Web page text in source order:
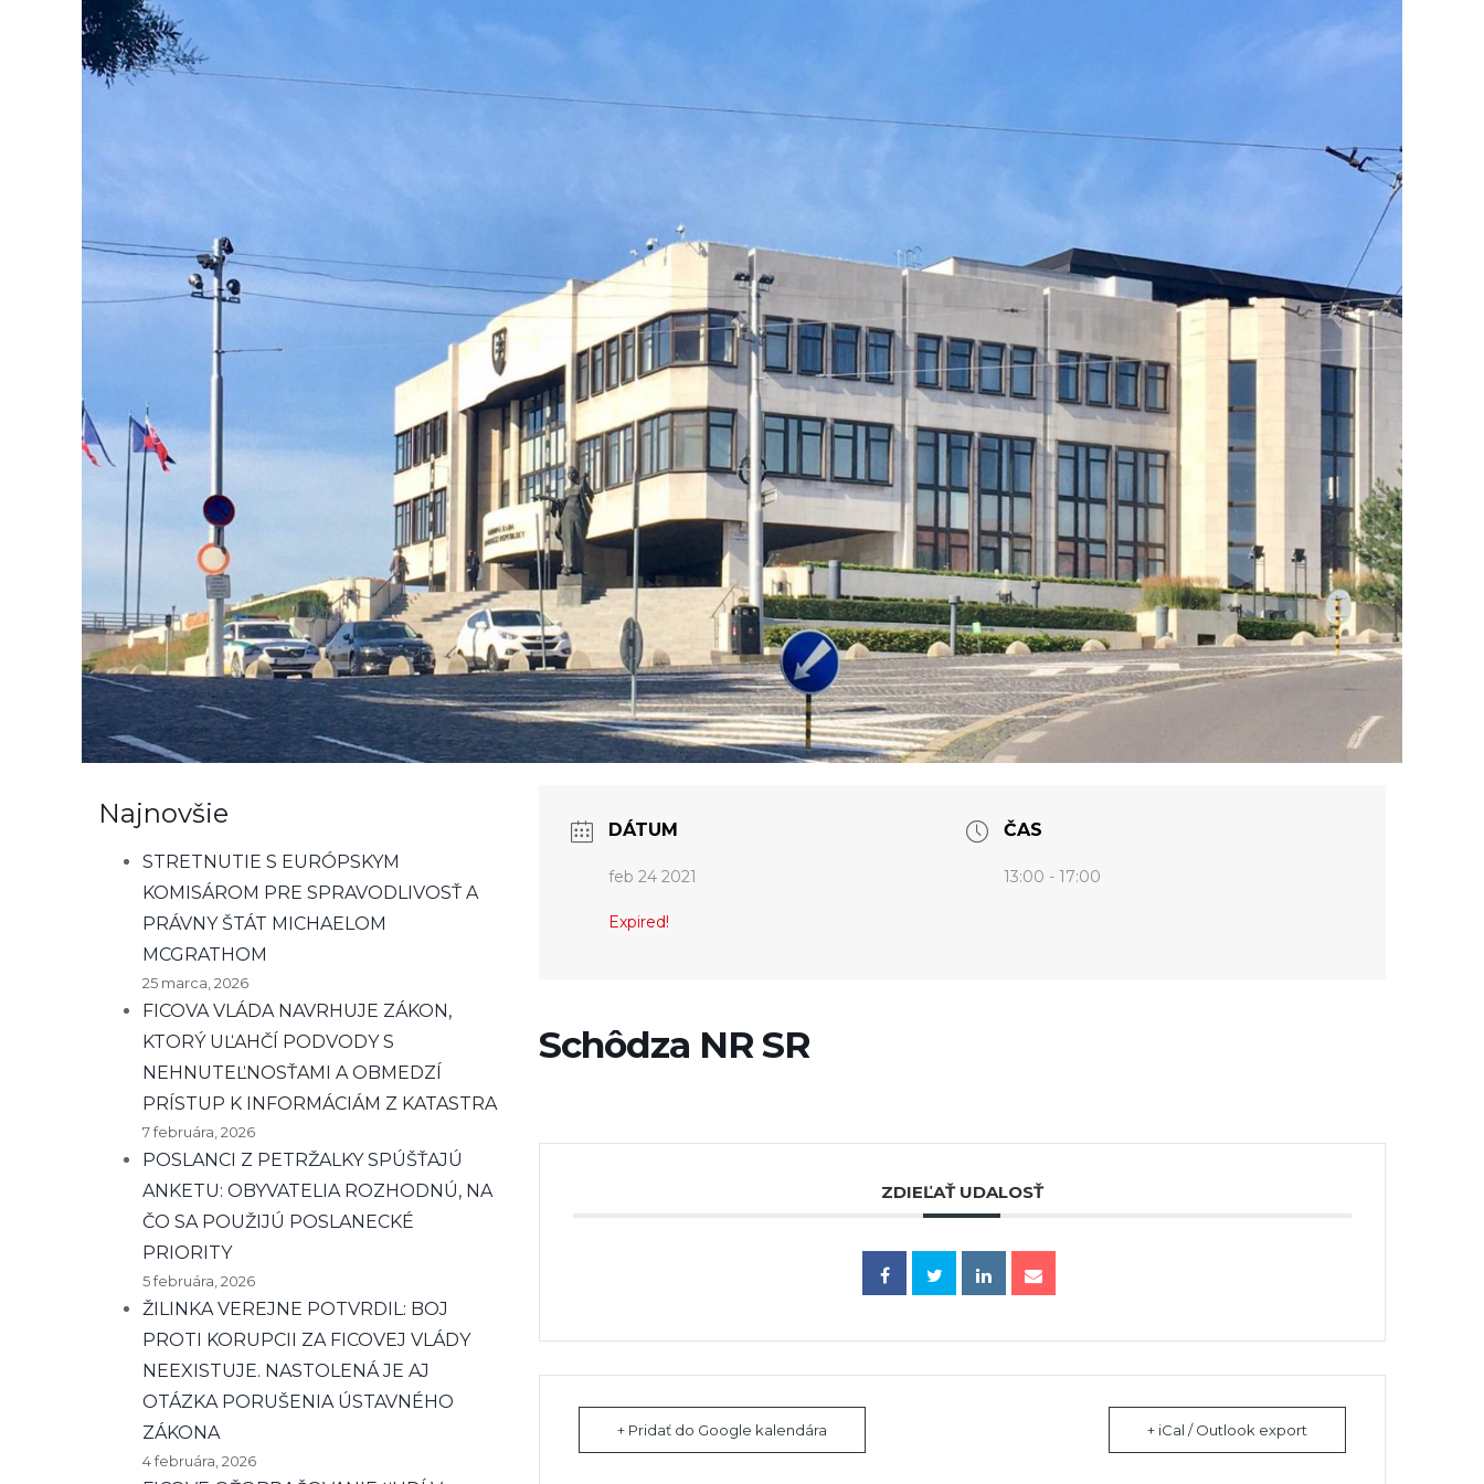
Najnovšie
STRETNUTIE S EURÓPSKYM
KOMISÁROM PRE SPRAVODLIVOSŤ A
PRÁVNY ŠTÁT MICHAELOM
MCGRATHOM
25 marca, 2026
FICOVA VLÁDA NAVRHUJE ZÁKON,
KTORÝ UĽAHČÍ PODVODY S
NEHNUTEĽNOSŤAMI A OBMEDZÍ
PRÍSTUP K INFORMÁCIÁM Z KATASTRA
7 februára, 2026
POSLANCI Z PETRŽALKY SPÚŠŤAJÚ
ANKETU: OBYVATELIA ROZHODNÚ, NA
ČO SA POUŽIJÚ POSLANECKÉ
PRIORITY
5 februára, 2026
ŽILINKA VEREJNE POTVRDIL: BOJ
PROTI KORUPCII ZA FICOVEJ VLÁDY
NEEXISTUJE. NASTOLENÁ JE AJ
OTÁZKA PORUŠENIA ÚSTAVNÉHO
ZÁKONA
4 februára, 2026
DÁTUM
feb 24 2021
Expired!
ČAS
13:00 - 17:00
Schôdza NR SR
ZDIEĽAŤ UDALOSŤ
+ Pridať do Google kalendára + iCal / Outlook export